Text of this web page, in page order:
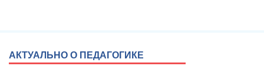
АКТУАЛЬНО О ПЕДАГОГИКЕ